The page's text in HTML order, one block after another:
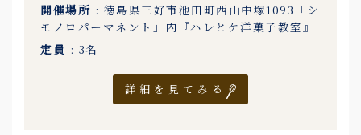
開催場所 : 徳島県三好市池田町西山中塚1093「シ
モノロパーマネント」内『ハレとケ洋菓子教室』
定員 : 3名
詳細を見てみる